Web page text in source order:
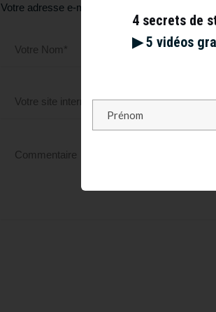
Votre adresse e-mail ne sera pas publiée.
4 secrets de
▶︎ 5 vidéos